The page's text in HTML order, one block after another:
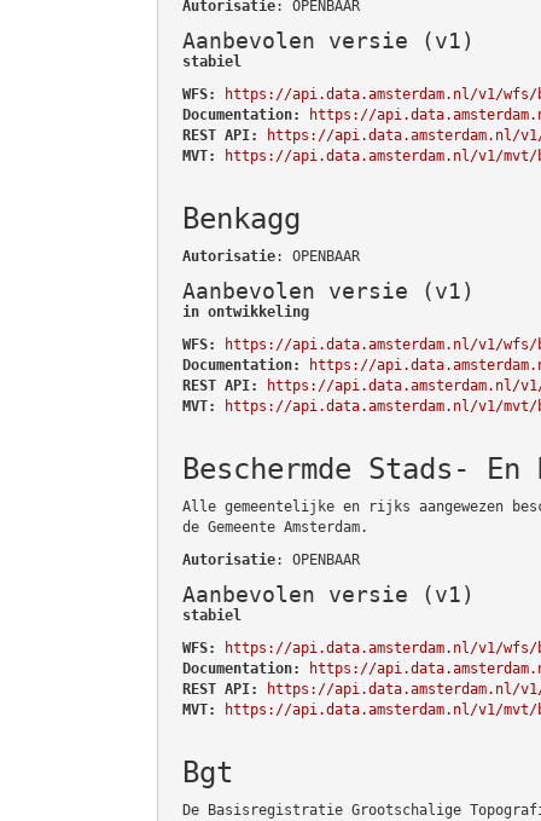
Autorisatie: OPENBAAR
Aanbevolen versie (v1)
stabiel
WFS:
https://api.data.amsterdam.nl/v1/wfs/
Documentation:
https://
REST API:
https://api.data.amsterdam.nl/
MVT:
https://api.data.amsterdam.nl/v1/mvt/
Benkagg
Autorisatie: OPENBAAR
Aanbevolen versie (v1)
in ontwikkeling
WFS:
https://api.data.amsterdam.nl/v1/wfs/
Documentation:
https://
REST API:
https://api.data.amsterdam.nl/v1/
MVT:
https://api.data.amsterdam.nl/v1/mvt/
Beschermde Stads-
Alle gemeentelijke en rijks aangewezen
de Gemeente Amsterdam.
Autorisatie: OPENBAAR
Aanbevolen versie (v1)
stabiel
WFS:
https://api.data.amsterdam.nl/v1/wfs/
Documentation:
https://
REST API:
https://api.data.amsterdam.nl/v1/
MVT:
https://api.data.amsterdam.nl/v1/mvt/
Bgt
De Basisregistratie Grootschalige